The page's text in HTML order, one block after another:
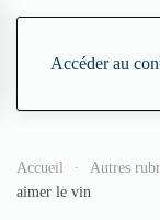
Accéder au
Accueil Autres
aimer le vin